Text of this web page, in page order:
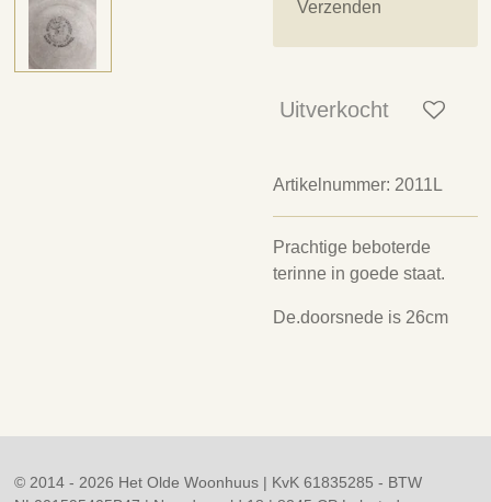
Verzenden
Uitverkocht
Artikelnummer: 2011L
Prachtige beboterde
terinne in goede staat.
De.doorsnede is 26cm
© 2014 - 2026 Het Olde Woonhuus | KvK 61835285 - BTW